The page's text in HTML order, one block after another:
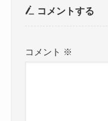
コメントする
コメント ※